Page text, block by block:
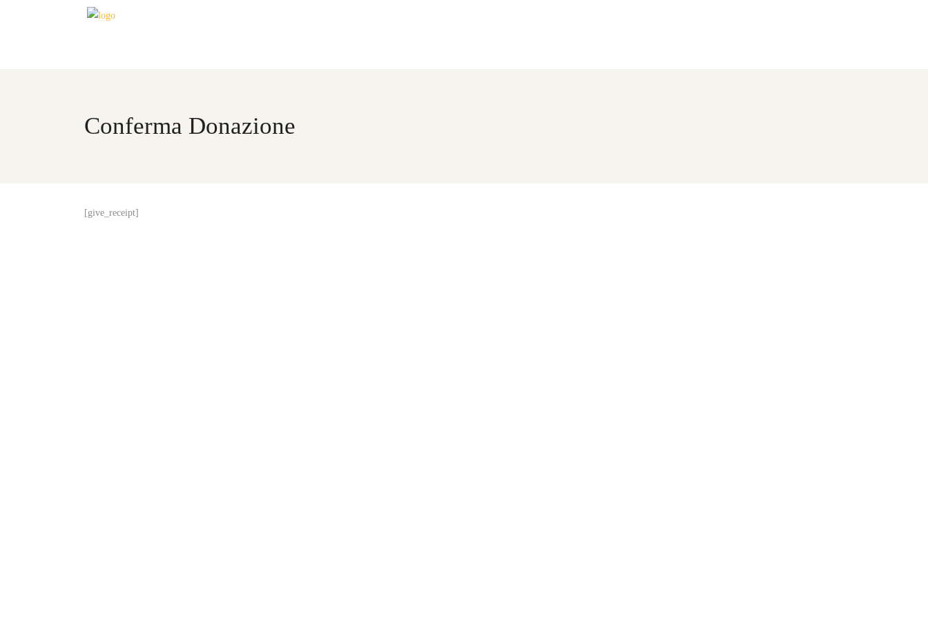
Conferma Donazione
[give_receipt]